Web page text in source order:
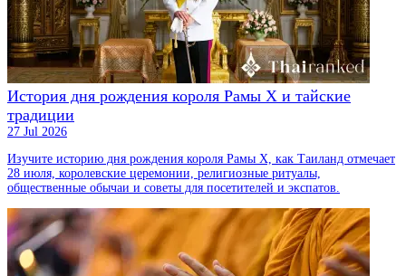
История дня рождения короля Рамы X и тайские
традиции
27 Jul 2026
Изучите историю дня рождения короля Рамы X, как Таиланд отмечает
28 июля, королевские церемонии, религиозные ритуалы,
общественные обычаи и советы для посетителей и экспатов.